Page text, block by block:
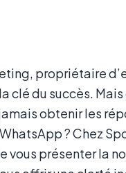
propriétaire
clé du succès.
obtenir les
? Chez
vous présenter la